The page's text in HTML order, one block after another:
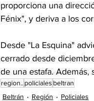
proporciona una
Fénix", y deriva a los
Desde "La Esquina"
cerrado desde
de una estafa. Además,
region..policiales beltran
Beltrán
Región Policiales